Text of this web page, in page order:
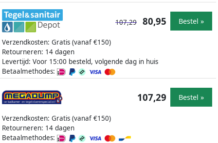
Verzendkosten: Gratis (vanaf €150)
Retourneren: 14 dagen
Levertijd: Voor 15:00 besteld, volgende dag in huis
Betaalmethodes:
107,29 80,95 Bestel »
Verzendkosten: Gratis (vanaf €150)
Retourneren: 14 dagen
Betaalmethodes:
107,29 Bestel »